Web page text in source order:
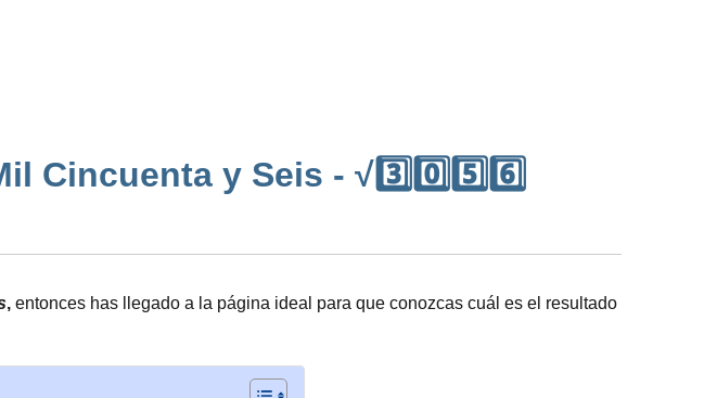
Cincuenta y Seis - √3️⃣0️⃣5️⃣6️⃣
, entonces has llegado a la página ideal para que conozcas cuál es el resultado